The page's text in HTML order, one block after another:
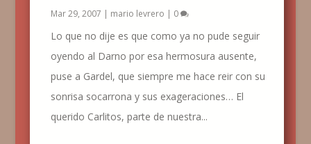
Mar 29, 2007 | mario levrero | 0
Lo que no dije es que como ya no pude seguir
oyendo al Darno por esa hermosura ausente,
puse a Gardel, que siempre me hace reir con su
sonrisa socarrona y sus exageraciones… El
querido Carlitos, parte de nuestra...